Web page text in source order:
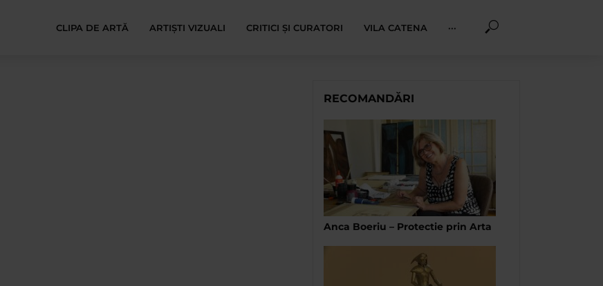
CLIPA DE ARTĂ ARTIȘTI VIZUALI CRITICI ȘI CURATORI VILA CATENA ···
RECOMANDĂRI
Anca Boeriu – Protectie prin Arta